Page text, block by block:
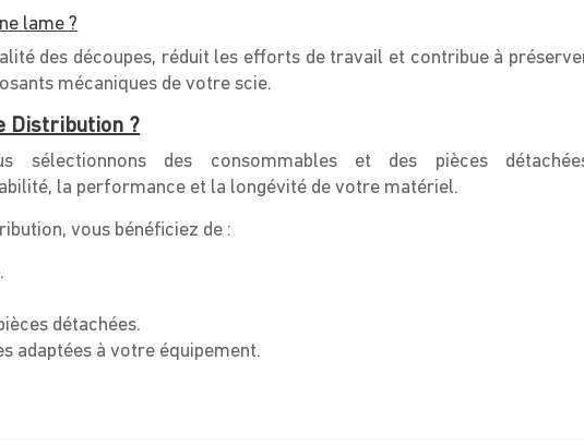
lame ?
des découpes, réduit les efforts de travail et contribue à
mécaniques de votre scie.
Distribution ?
sélectionnons des consommables et des pièces
la performance et la longévité de votre matériel.
vous bénéficiez de :
détachées.
adaptées à votre équipement.